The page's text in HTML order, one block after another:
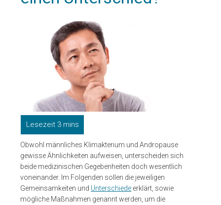
Obwohl männliches Klimakterium und Andropause
gewisse Ähnlichkeiten aufweisen, unterscheiden sich
beide medizinischen Gegebenheiten doch wesentlich
voneinander. Im Folgenden sollen die jeweiligen
Gemeinsamkeiten und Unterschiede erklärt, sowie
mögliche Maßnahmen genannt werden, um die